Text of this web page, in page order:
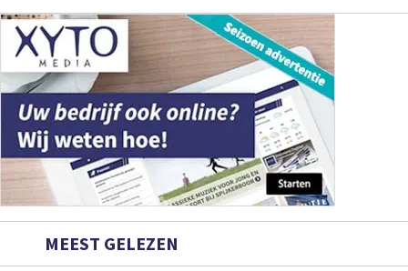
MEEST GELEZEN